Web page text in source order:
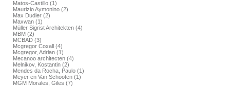
Matos-Castillo (1)
Maurizio Aymonino (2)
Max Dudler (2)
Maxwan (1)
Müller Sigrist Architekten (4)
MBM (2)
MCBAD (3)
Mcgregor Coxall (4)
Mcgregor, Adrian (1)
Mecanoo architecten (4)
Melnikov, Kostantin (2)
Mendes da Rocha, Paulo (1)
Meyer en Van Schooten (1)
MGM Morales, Giles (7)